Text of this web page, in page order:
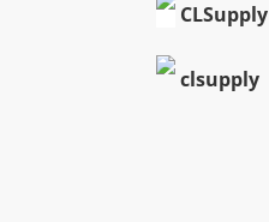
CLSupply
clsupply